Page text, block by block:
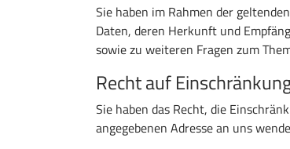
Sie haben im Rahmen der
Daten, deren Herkunft und
sowie zu weiteren Fragen zum
Recht auf
Sie haben das Recht, die
angegebenen Adresse an uns